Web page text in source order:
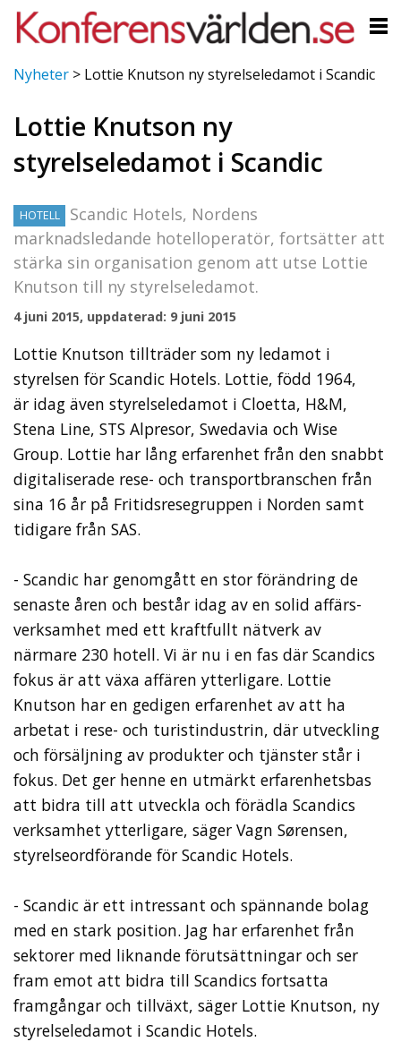
Nyheter > Lottie Knutson ny styrelseledamot i Scandic
Lottie Knutson ny
styrelseledamot i Scandic
HOTELL
Scandic Hotels, Nordens
marknadsledande hotelloperatör, fortsätter att
stärka sin organisation genom att utse Lottie
Knutson till ny styrelseledamot.
4 juni 2015, uppdaterad: 9 juni 2015
Lottie Knutson tillträder som ny ledamot i
styrelsen för Scandic Hotels. Lottie, född 1964,
är idag även styrelseledamot i Cloetta, H&M,
Stena Line, STS Alpresor, Swedavia och Wise
Group. Lottie har lång erfarenhet från den snabbt
digitaliserade rese- och transportbranschen från
sina 16 år på Fritidsresegruppen i Norden samt
tidigare från SAS.
- Scandic har genomgått en stor förändring de
senaste åren och består idag av en solid affärs-
verksamhet med ett kraftfullt nätverk av
närmare 230 hotell. Vi är nu i en fas där Scandics
fokus är att växa affären ytterligare. Lottie
Knutson har en gedigen erfarenhet av att ha
arbetat i rese- och turistindustrin, där utveckling
och försäljning av produkter och tjänster står i
fokus. Det ger henne en utmärkt erfarenhetsbas
att bidra till att utveckla och förädla Scandics
verksamhet ytterligare, säger Vagn Sørensen,
styrelseordförande för Scandic Hotels.
- Scandic är ett intressant och spännande bolag
med en stark position. Jag har erfarenhet från
sektorer med liknande förutsättningar och ser
fram emot att bidra till Scandics fortsatta
framgångar och tillväxt, säger Lottie Knutson, ny
styrelseledamot i Scandic Hotels.